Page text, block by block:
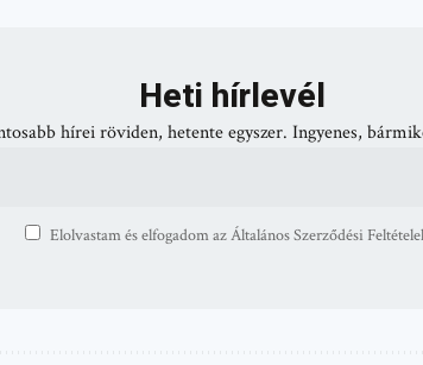
Heti hírlevél
hírei röviden, hetente egyszer. Ingyenes,
Elolvastam és elfogadom az Általános Szerződési